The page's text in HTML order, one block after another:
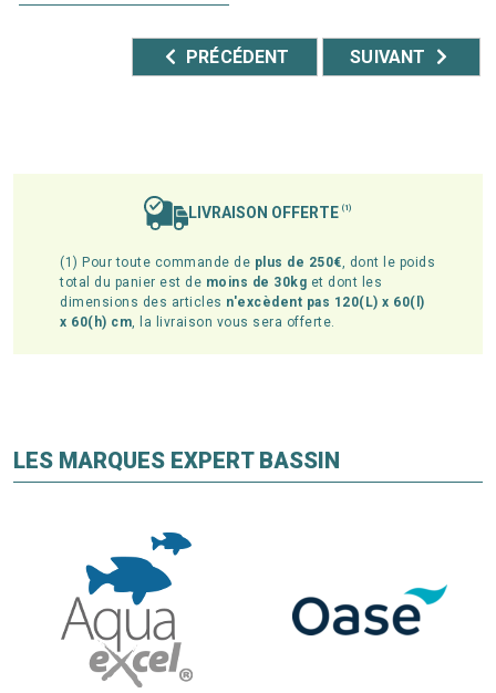
PRÉCÉDENT SUIVANT
LIVRAISON OFFERTE (1)
(1) Pour toute commande de plus de 250€, dont le poids
total du panier est de moins de 30kg et dont les
dimensions des articles n'excèdent pas 120(L) x 60(l)
x 60(h) cm, la livraison vous sera offerte.
LES MARQUES EXPERT BASSIN